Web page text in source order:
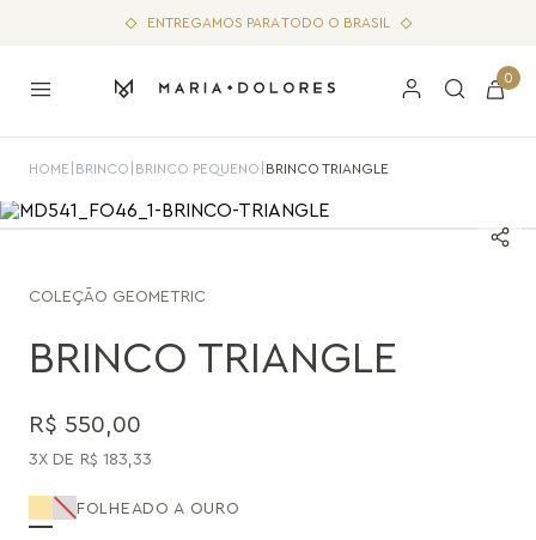
ENTREGAMOS PARA TODO O BRASIL
0
HOME BRINCO BRINCO PEQUENO BRINCO TRIANGLE
COLEÇÃO GEOMETRIC
BRINCO TRIANGLE
R$ 550 00
3 R$ 183 33
FOLHEADO A OURO